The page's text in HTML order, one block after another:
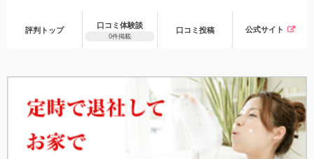
評判トップ
口コミ体験談
0件掲載
口コミ 投稿 公式サイト